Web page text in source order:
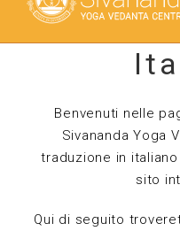
Benvenuti nelle
Sivananda Yoga
traduzione in
sito
Qui di seguito